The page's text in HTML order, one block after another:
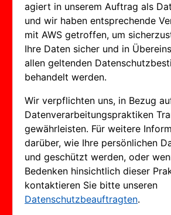
agiert in unserem Auftrag als
und wir haben entsprechende
mit AWS getroffen, um
Ihre Daten sicher und in
allen geltenden
behandelt werden.
Wir verpflichten uns, in Bezug
Datenverarbeitungspraktiken
gewährleisten. Für weitere
darüber, wie Ihre persönlichen
und geschützt werden, oder
Bedenken hinsichtlich dieser
kontaktieren Sie bitte unseren
Datenschutzbeauftragten.